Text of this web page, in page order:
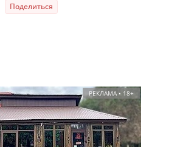
Поделиться
РЕКЛАМА • 18+